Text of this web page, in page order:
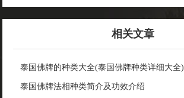
相关文章
泰国佛牌的种类大全(泰国佛牌种类详细大全)
泰国佛牌法相种类简介及功效介绍